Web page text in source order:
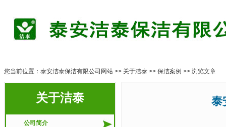
您当前位置： 泰安洁泰保洁有限公司网站>> 关于洁泰>> 保洁案例 >> 浏览文章
关于洁泰
公司简介
泰安